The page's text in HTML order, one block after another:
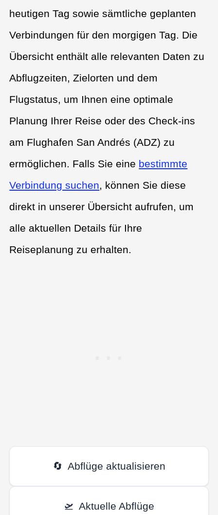
heutigen Tag sowie sämtliche geplanten
Verbindungen für den morgigen Tag. Die
Übersicht enthält alle relevanten Daten zu
Abflugzeiten, Zielorten und dem
Flugstatus, um Ihnen eine optimale
Planung Ihrer Reise oder des Check-ins
am Flughafen San Andrés (ADZ) zu
ermöglichen. Falls Sie eine bestimmte
Verbindung suchen, können Sie diese
direkt in unserer Übersicht aufrufen, um
alle aktuellen Details für Ihre
Reiseplanung zu erhalten.
🔄 Abflüge aktualisieren
🛫 Aktuelle Abflüge